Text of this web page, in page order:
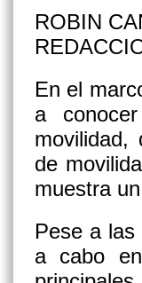
ROBIN
En el
a
movilidad,
de
muestra
Pese a
a cabo